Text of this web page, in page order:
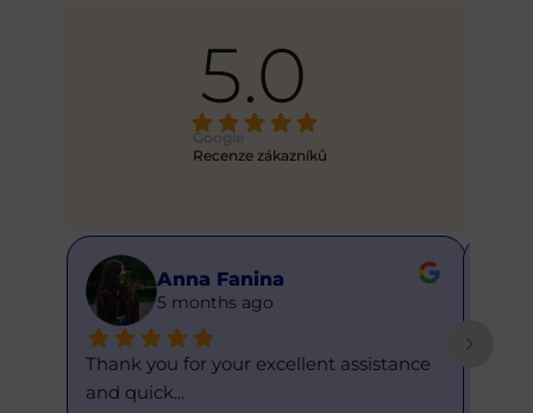
5.0
Google
Recenze zákazníků
Anna Fanina
5 months ago
Thank you for your excellent assistance
and quick...
This is